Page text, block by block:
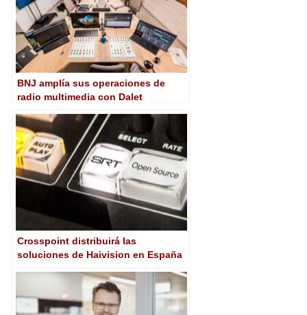
BNJ amplía sus operaciones de
radio multimedia con Dalet
Crosspoint distribuirá las
soluciones de Haivision en España